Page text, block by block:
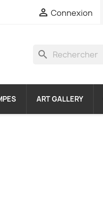
 Connexion
search
ART GALLERY